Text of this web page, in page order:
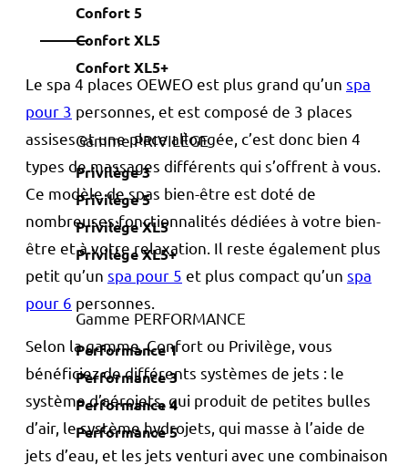
Confort 5
Confort XL5
Confort XL5+
Gamme PRIVILÈGE
Privilège 3
Privilège 5
Privilège XL5
Privilège XL5+
Gamme PERFORMANCE
Performance 1
Performance 3
Performance 4
Performance 5
Le spa 4 places OEWEO est plus grand qu’un spa
pour 3 personnes, et est composé de 3 places
assises et une place allongée, c’est donc bien 4
types de massages différents qui s’offrent à vous.
Ce modèle de spas bien-être est doté de
nombreuses fonctionnalités dédiées à votre bien-
être et à votre relaxation. Il reste également plus
petit qu’un spa pour 5 et plus compact qu’un spa
pour 6 personnes.
Selon la gamme, Confort ou Privilège, vous
bénéficiez de différents systèmes de jets : le
système d’aérojets, qui produit de petites bulles
d’air, le système hydrojets, qui masse à l’aide de
jets d’eau, et les jets venturi avec une combinaison